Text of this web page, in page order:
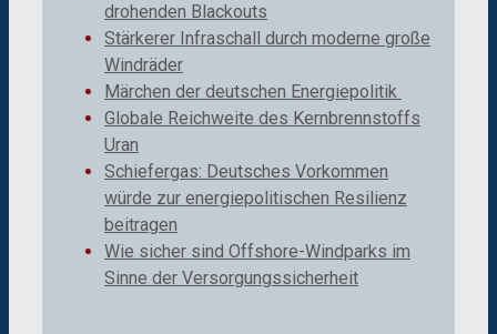
drohenden Blackouts
Stärkerer Infraschall durch moderne große
Windräder
Märchen der deutschen Energiepolitik
Globale Reichweite des Kernbrennstoffs
Uran
Schiefergas: Deutsches Vorkommen
würde zur energiepolitischen Resilienz
beitragen
Wie sicher sind Offshore-Windparks im
Sinne der Versorgungssicherheit